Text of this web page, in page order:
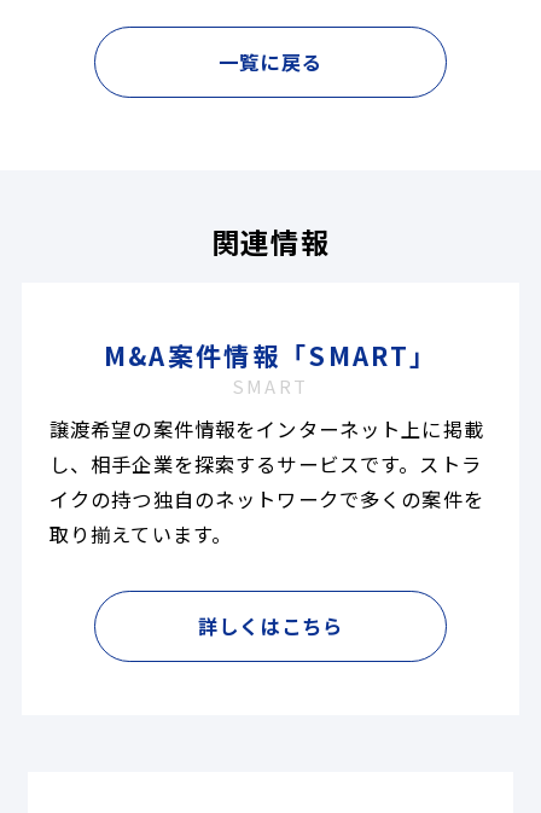
一覧に戻る
関連情報
M&A案件情報「SMART」
SMART
譲渡希望の案件情報をインターネット上に掲載
し、相手企業を探索するサービスです。ストラ
イクの持つ独自のネットワークで多くの案件を
取り揃えています。
詳しくはこちら